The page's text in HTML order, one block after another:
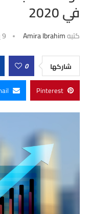
في 2020
كتبهAmira Ibrahim 9 يناير، 2020
شاركها 0
Pinterest